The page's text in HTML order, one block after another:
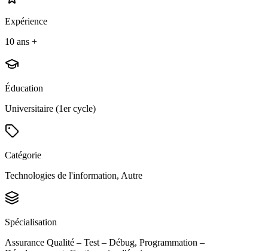
Expérience
10 ans +
Éducation
Universitaire (1er cycle)
Catégorie
Technologies de l'information, Autre
Spécialisation
Assurance Qualité – Test – Débug, Programmation –